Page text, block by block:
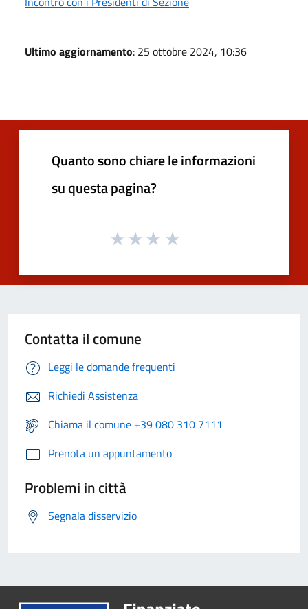
Ultimo aggiornamento: 25 ottobre 2024, 10:36
Quanto sono chiare le informazioni
su questa pagina?
Contatta il comune
Leggi le domande frequenti
Richiedi Assistenza
Chiama il comune +39 080 310 7111
Prenota un appuntamento
Problemi in città
Segnala disservizio